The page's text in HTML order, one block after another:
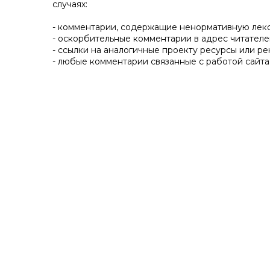
случаях:
- комментарии, содержащие ненормативную
- оскорбительные комментарии в адрес
- ссылки на аналогичные проекту ресурсы или
- любые комментарии связанные с работой сайта